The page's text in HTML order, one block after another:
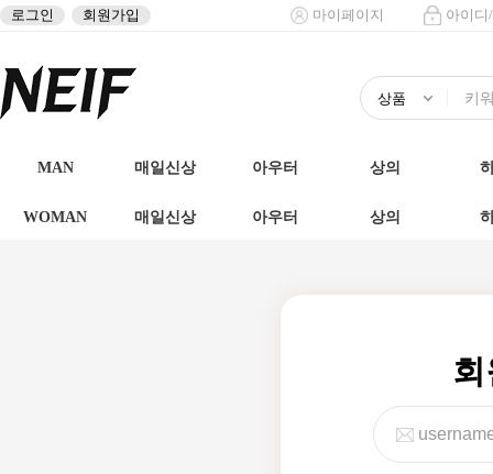
로그인 회원가입 마이페이지 아이디
MAN 매일신상 아우터 상의
WOMAN 매일신상 아우터 상의